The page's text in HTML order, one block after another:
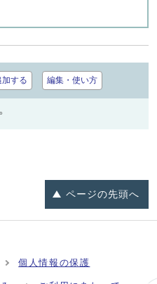
する 編集・使い方
ページの先頭へ
個人情報の保護